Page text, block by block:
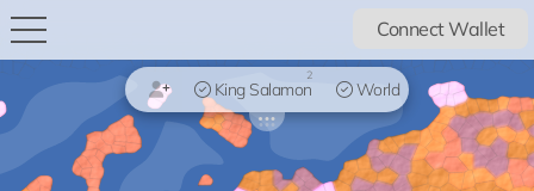
Connect Wallet
King Salamon
2
World